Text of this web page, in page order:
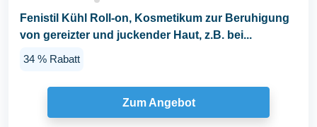
Fenistil Kühl Roll-on, Kosmetikum zur Beruhigung
von gereizter und juckender Haut, z.B. bei...
34 % Rabatt
Zum Angebot